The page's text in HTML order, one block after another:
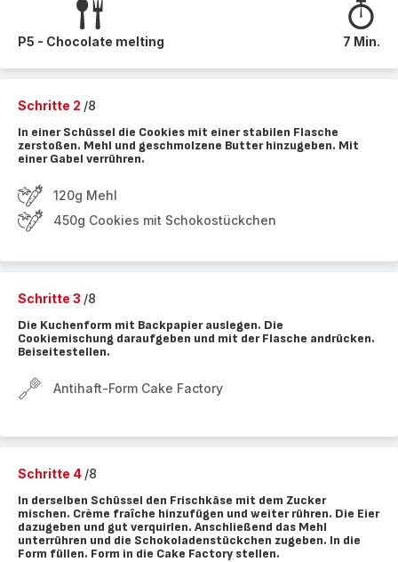
P5 - Chocolate melting 7 Min.
Schritte 2 /8
In einer Schüssel die Cookies mit einer stabilen Flasche
zerstoßen. Mehl und geschmolzene Butter hinzugeben. Mit
einer Gabel verrühren.
120g Mehl
450g Cookies mit Schokostückchen
Schritte 3 /8
Die Kuchenform mit Backpapier auslegen. Die
Cookiemischung daraufgeben und mit der Flasche andrücken.
Beiseitestellen.
Antihaft-Form Cake Factory
Schritte 4 /8
In derselben Schüssel den Frischkäse mit dem Zucker
mischen. Crème fraîche hinzufügen und weiter rühren. Die Eier
dazugeben und gut verquirlen. Anschließend das Mehl
unterrühren und die Schokoladenstückchen zugeben. In die
Form füllen. Form in die Cake Factory stellen.